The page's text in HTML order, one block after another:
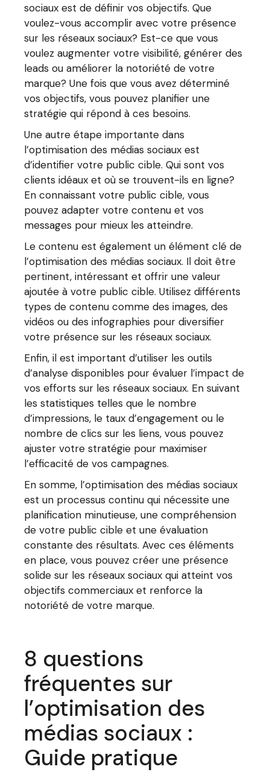
sociaux est de définir vos objectifs. Que
voulez-vous accomplir avec votre présence
sur les réseaux sociaux? Est-ce que vous
voulez augmenter votre visibilité, générer des
leads ou améliorer la notoriété de votre
marque? Une fois que vous avez déterminé
vos objectifs, vous pouvez planifier une
stratégie qui répond à ces besoins.
Une autre étape importante dans
l’optimisation des médias sociaux est
d’identifier votre public cible. Qui sont vos
clients idéaux et où se trouvent-ils en ligne?
En connaissant votre public cible, vous
pouvez adapter votre contenu et vos
messages pour mieux les atteindre.
Le contenu est également un élément clé de
l’optimisation des médias sociaux. Il doit être
pertinent, intéressant et offrir une valeur
ajoutée à votre public cible. Utilisez différents
types de contenu comme des images, des
vidéos ou des infographies pour diversifier
votre présence sur les réseaux sociaux.
Enfin, il est important d’utiliser les outils
d’analyse disponibles pour évaluer l’impact de
vos efforts sur les réseaux sociaux. En suivant
les statistiques telles que le nombre
d’impressions, le taux d’engagement ou le
nombre de clics sur les liens, vous pouvez
ajuster votre stratégie pour maximiser
l’efficacité de vos campagnes.
En somme, l’optimisation des médias sociaux
est un processus continu qui nécessite une
planification minutieuse, une compréhension
de votre public cible et une évaluation
constante des résultats. Avec ces éléments
en place, vous pouvez créer une présence
solide sur les réseaux sociaux qui atteint vos
objectifs commerciaux et renforce la
notoriété de votre marque.
8 questions
fréquentes sur
l’optimisation des
médias sociaux :
Guide pratique